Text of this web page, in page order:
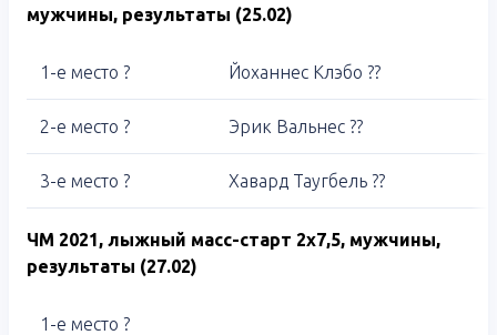
мужчины, результаты (25.02)
1-е место ? Йоханнес Клэбо ??
2-е место ? Эрик Вальнес ??
3-е место ? Хавард Таугбель ??
ЧМ 2021, лыжный масс-старт 2х7,5, мужчины,
результаты (27.02)
1-е место ?